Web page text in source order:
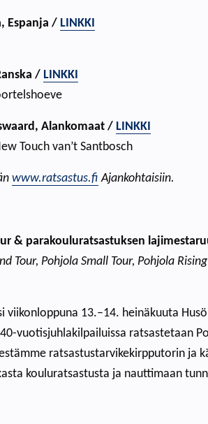
Espanja / LINKKI
/ LINKKI
Alankomaat / LINKKI
Touch van’t Santbosch
www.ratsastus.fi Ajankohtaisiin.
& parakouluratsastuksen
Tour, Pohjola Small Tour, Pohjola
viikonloppuna 13.–14. heinäkuuta
vuotisjuhlakilpailuissa ratsastetaan
ratsastustarvikekirpputorin ja
kouluratsastusta ja nauttimaan